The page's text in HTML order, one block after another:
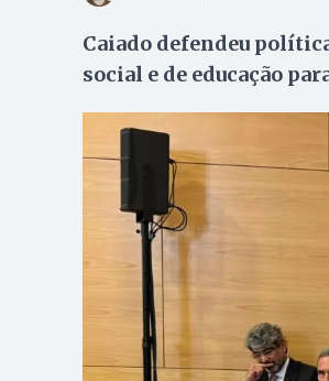
Caiado defendeu
social e de educação